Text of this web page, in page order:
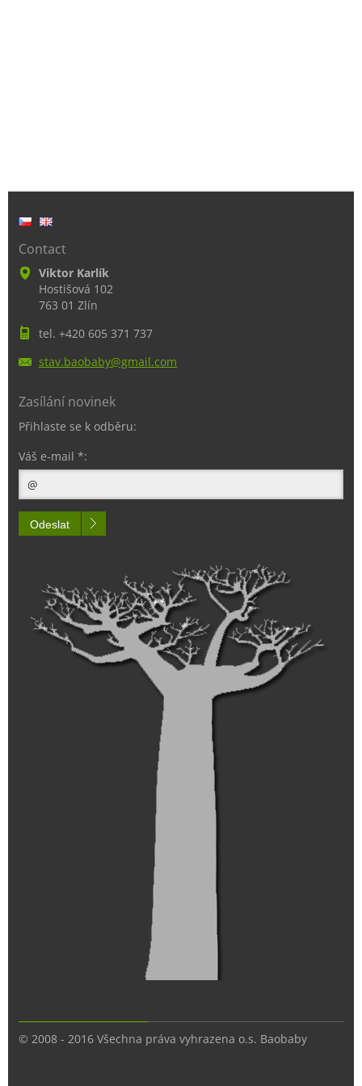
Contact
Viktor Karlík
Hostišová 102
763 01 Zlín
tel. +420 605 371 737
stav.baobaby@gmail.com
Zasílání novinek
Přihlaste se k odběru:
Váš e-mail *:
Odeslat
© 2008 - 2016 Všechna práva vyhrazena o.s. Baobaby